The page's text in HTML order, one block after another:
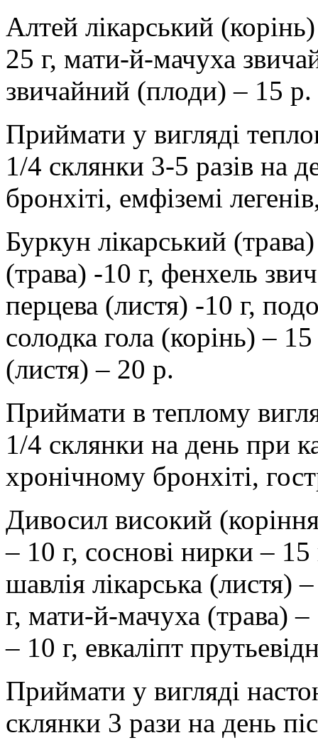
Алтей лікарський
25 г, мати-й-мачуха
звичайний (плоди) – 15 р.
Приймати у вигляді
1/4 склянки 3-5 разів на
бронхіті, емфіземі
Буркун лікарський
(трава) -10 г, фенхель
перцева (листя) -10 г,
солодка гола (корінь) –
(листя) – 20 р.
Приймати в теплому
1/4 склянки на день при
хронічному бронхіті,
Дивосил високий
– 10 г, соснові нирки – 15
шавлія лікарська (листя)
г, мати-й-мачуха (трава) –
– 10 г, евкаліпт
Приймати у вигляді
склянки 3 рази на день